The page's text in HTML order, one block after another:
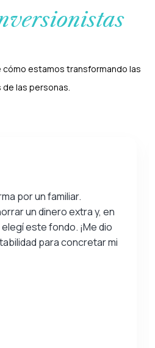
estamos transformando las
las personas.
por un familiar.
un dinero extra y, en
este fondo. ¡Me dio
para concretar mi